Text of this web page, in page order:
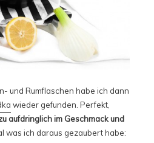
und Rumflaschen habe ich dann
wieder gefunden. Perfekt,
aufdringlich im Geschmack und
was ich daraus gezaubert habe: